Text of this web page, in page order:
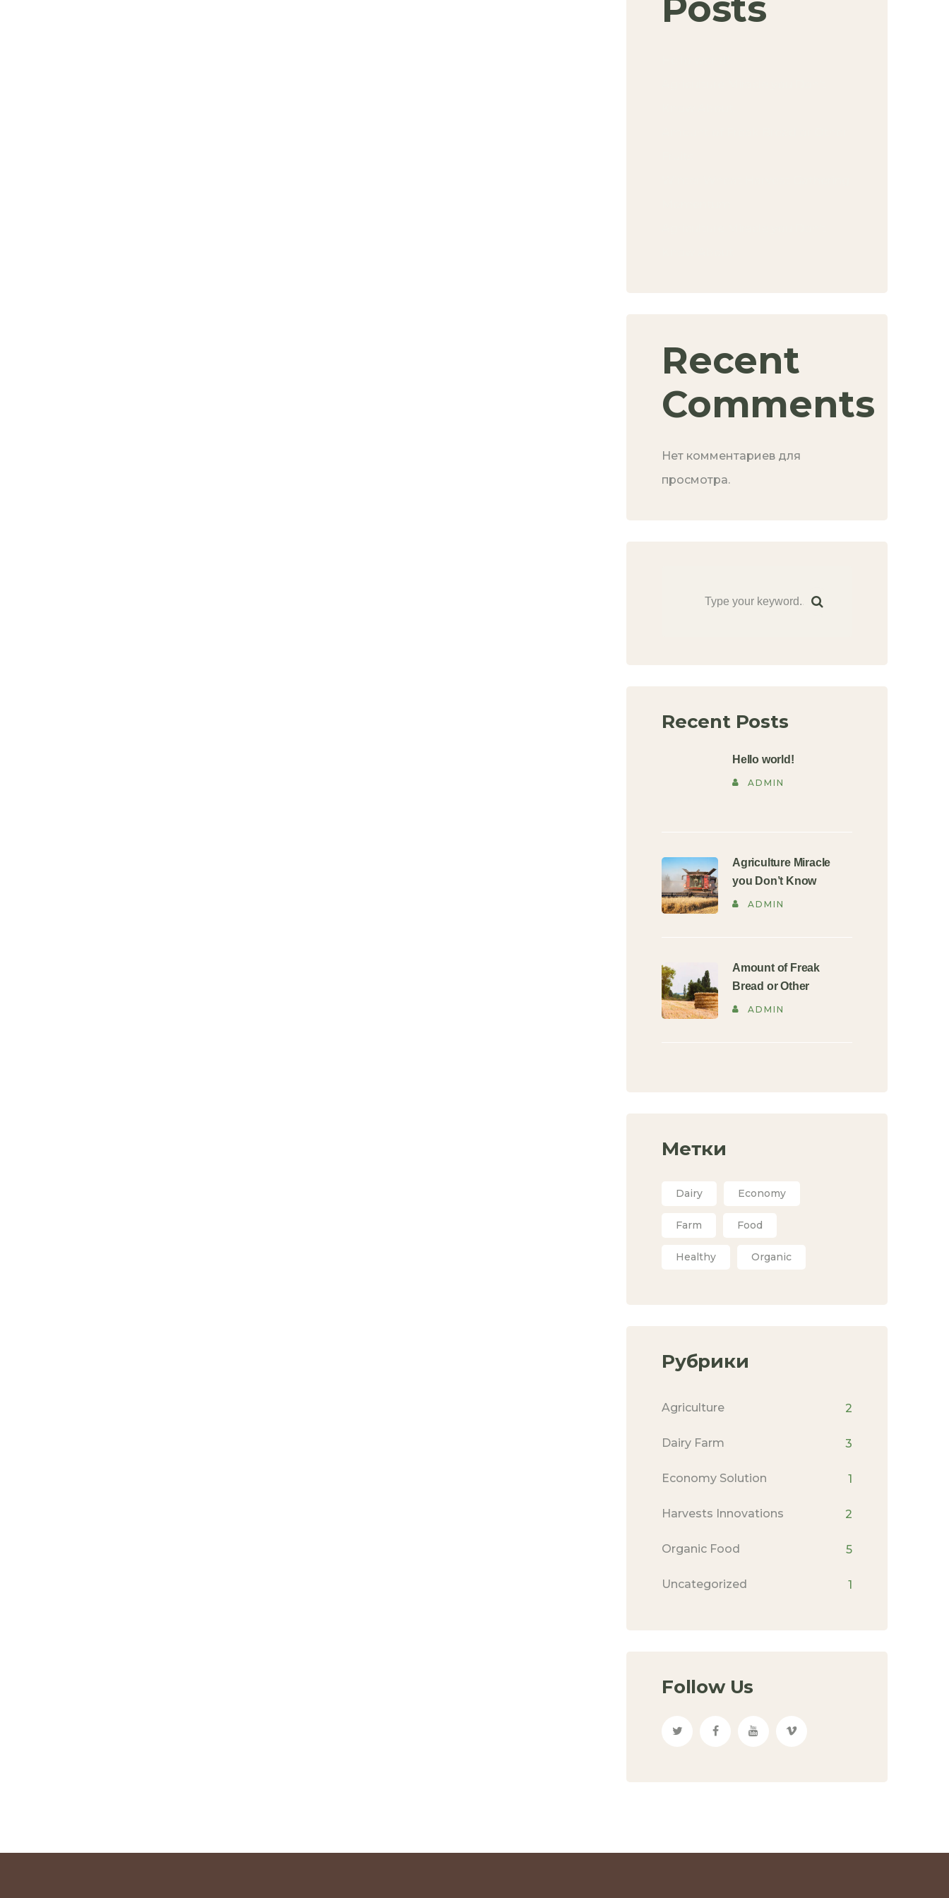
Recent
Comments
Нет комментариев для
просмотра.
Recent Posts
Hello world!
ADMIN
Agriculture Miracle
you Don’t Know
ADMIN
Amount of Freak
Bread or Other
ADMIN
Метки
Dairy Economy
Farm Food
Healthy Organic
Рубрики
Agriculture 2
Dairy Farm 3
Economy Solution 1
Harvests Innovations 2
Organic Food 5
Uncategorized 1
Follow Us